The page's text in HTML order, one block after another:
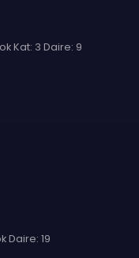
Kat: 3 Daire: 9
Daire: 19